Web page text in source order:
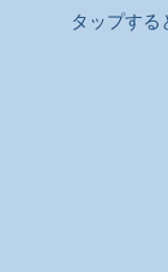
タップする